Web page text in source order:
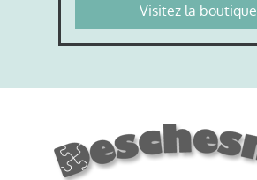
Visitez la boutique